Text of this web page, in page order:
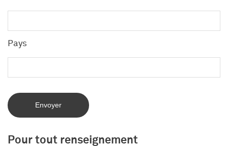
QVT, Santé au Travail et Conditions de Travail
Algoé Formation
Coaching
Immobilier et construction
Entreprises industrielles et de services
Banque assurance
Réseau européen
Réseau d’écoles
Alumni
Pays
Pour tout renseignement